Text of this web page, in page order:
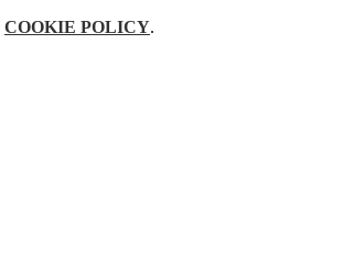
COOKIE POLICY.